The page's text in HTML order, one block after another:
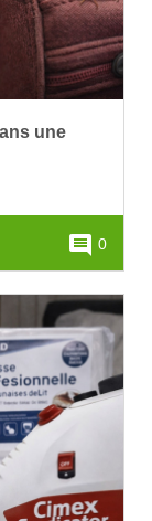
une
comment 0